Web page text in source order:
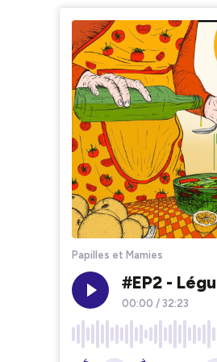
Papilles et Mamies
#EP2 -
00:00 / 32:23